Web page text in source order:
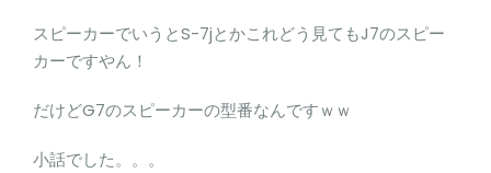
スピーカーでいうとS-7jとかこれどう見てもJ7のスピー
カーですやん！
だけどG7のスピーカーの型番なんですｗｗ
小話でした。。。